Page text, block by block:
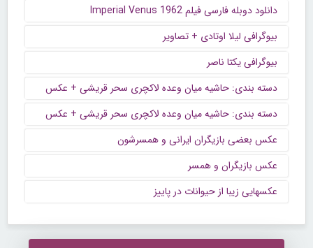
دانلود دوبله فارسی فیلم Imperial Venus 1962
بیوگرافی لیلا اوتادی + تصاویر
بیوگرافی یکتا ناصر
دسته بندی: حاشیه میان وعده لاکچری سحر قریشی + عکس
دسته بندی: حاشیه میان وعده لاکچری سحر قریشی + عکس
عکس بعضی بازیگران ایرانی و همسرشون
عکس بازیگران و همسر
عکسهایی زیبا از حیوانات در پاییز